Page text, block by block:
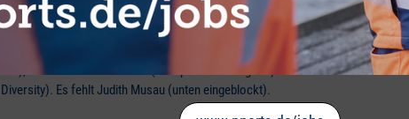
Raabe (Eventmanagerin), Franziska Eckhoff (Präsidentin), Irina Carbunaru
Sieke Kremer-Tiedchen (Compliancemanagerin) und Marina Röhl
Es fehlt Judith Musau (unten eingeblockt).